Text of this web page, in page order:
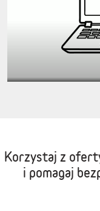
Korzystaj z
i pomagaj